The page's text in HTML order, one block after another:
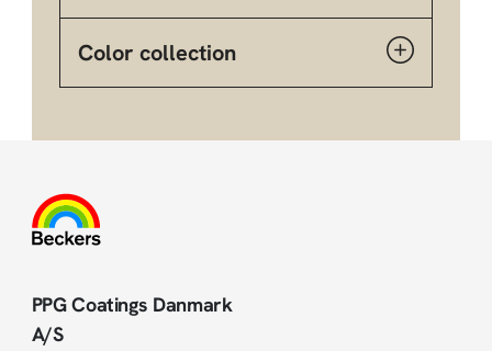
Color collection
PPG Coatings Danmark
A/S